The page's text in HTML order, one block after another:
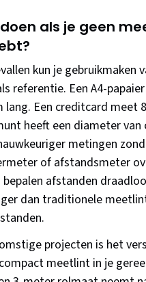
als je geen
kun je gebruikmaken
referentie. Een A4-
lang. Een creditcard meet
heeft een diameter van
metingen
of afstandsmeter
afstanden
dan traditionele
projecten is het
meetlint in je